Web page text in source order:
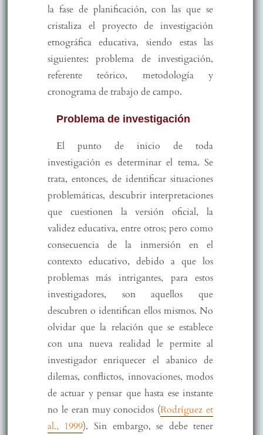
la fase de planificación, con las que se
cristaliza el proyecto de investigación
etnográfica educativa, siendo estas las
siguientes: problema de investigación,
referente teórico, metodología y
cronograma de trabajo de campo.
Problema de investigación
El punto de inicio de toda
investigación es determinar el tema. Se
trata, entonces, de identificar situaciones
problemáticas, descubrir interpretaciones
que cuestionen la versión oficial, la
validez educativa, entre otros; pero como
consecuencia de la inmersión en el
contexto educativo, debido a que los
problemas más intrigantes, para estos
investigadores, son aquellos que
descubren o identifican ellos mismos. No
olvidar que la relación que se establece
con una nueva realidad le permite al
investigador enriquecer el abanico de
dilemas, conflictos, innovaciones, modos
de actuar y pensar que hasta ese instante
no le eran muy conocidos (Rodríguez et
al., 1999). Sin embargo, se debe tener